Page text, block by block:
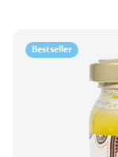
Bestseller